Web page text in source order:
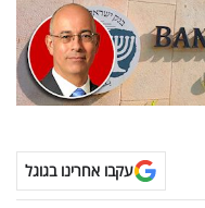
עקבו אחרינו בגוגל